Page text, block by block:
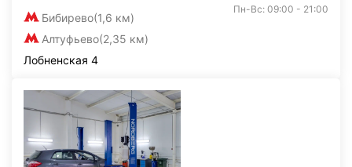
Бибирево(1,6 км)
Алтуфьево(2,35 км)
Пн-Вс: 09:00 - 21:00
Лобненская 4